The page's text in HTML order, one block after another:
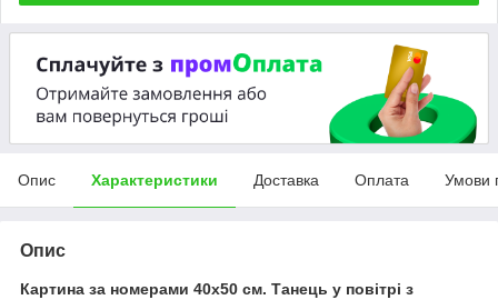
Опис Характеристики Доставка Оплата Умови
Опис
Картина за номерами 40х50 см. Танець у повітрі з